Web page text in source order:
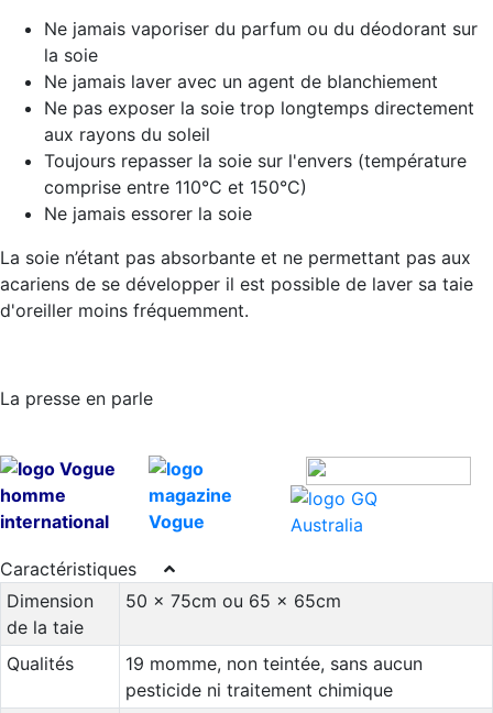
Ne jamais vaporiser du parfum ou du déodorant sur
la soie
Ne jamais laver avec un agent de blanchiement
Ne pas exposer la soie trop longtemps directement
aux rayons du soleil
Toujours repasser la soie sur l'envers (température
comprise entre 110°C et 150°C)
Ne jamais essorer la soie
La soie n’étant pas absorbante et ne permettant pas aux
acariens de se développer il est possible de laver sa taie
d'oreiller moins fréquemment.
La presse en parle
Caractéristiques
Dimension
de la taie
50 x 75cm ou 65 x 65cm
Qualités
19 momme, non teintée, sans aucun
pesticide ni traitement chimique